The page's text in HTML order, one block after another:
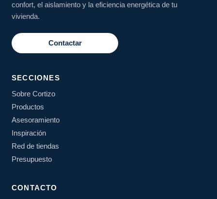
confort, el aislamiento y la eficiencia energética de tu
vivienda.
Contactar
SECCIONES
Sobre Cortizo
Productos
Asesoramiento
Inspiración
Red de tiendas
Presupuesto
CONTACTO